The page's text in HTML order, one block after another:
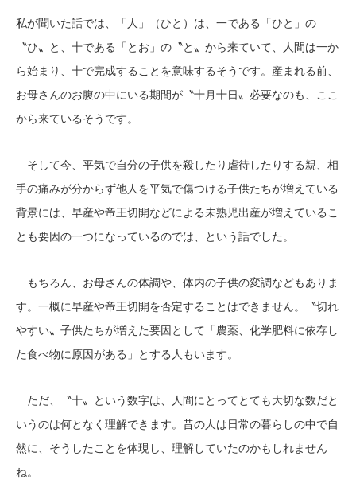
私が聞いた話では、「人」（ひと）は、一である「ひと」の
〝ひ〟と、十である「とお」の〝と〟から来ていて、人間は一か
ら始まり、十で完成することを意味するそうです。産まれる前、
お母さんのお腹の中にいる期間が〝十月十日〟必要なのも、ここ
から来ているそうです。
そして今、平気で自分の子供を殺したり虐待したりする親、相
手の痛みが分からず他人を平気で傷つける子供たちが増えている
背景には、早産や帝王切開などによる未熟児出産が増えているこ
とも要因の一つになっているのでは、という話でした。
もちろん、お母さんの体調や、体内の子供の変調などもありま
す。一概に早産や帝王切開を否定することはできません。〝切れ
やすい〟子供たちが増えた要因として「農薬、化学肥料に依存し
た食べ物に原因がある」とする人もいます。
ただ、〝十〟という数字は、人間にとってとても大切な数だと
いうのは何となく理解できます。昔の人は日常の暮らしの中で自
然に、そうしたことを体現し、理解していたのかもしれません
ね。